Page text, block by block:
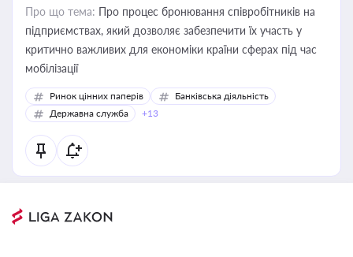
Про що тема: Про процес бронювання співробітників на
підприємствах, який дозволяє забезпечити їх участь у
критично важливих для економіки країни сферах під час
мобілізації
Ринок цінних паперів
Банківська діяльність
Державна служба
+13